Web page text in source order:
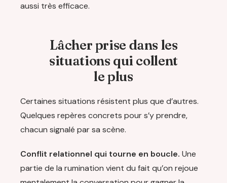
aussi très efficace.
Lâcher prise dans les
situations qui collent
le plus
Certaines situations résistent plus que d’autres.
Quelques repères concrets pour s’y prendre,
chacun signalé par sa scène.
Conflit relationnel qui tourne en boucle. Une
partie de la rumination vient du fait qu’on rejoue